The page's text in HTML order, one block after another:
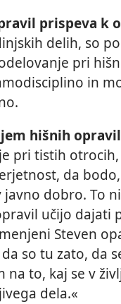
prispeva k
delih, so
pri
in
hišnih
pri tistih
da
dobro. To
učijo dajati
Steven
so tu zato, da
na to, kaj se v
dela.«